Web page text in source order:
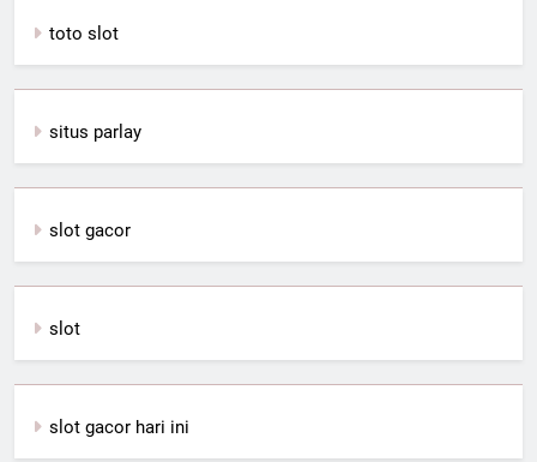
toto slot
situs parlay
slot gacor
slot
slot gacor hari ini